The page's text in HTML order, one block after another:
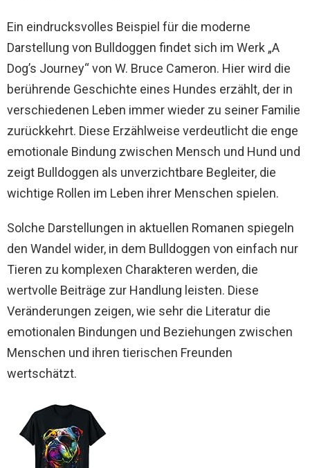
Ein eindrucksvolles Beispiel für die moderne
Darstellung von Bulldoggen findet sich im Werk „A
Dog’s Journey“ von W. Bruce Cameron. Hier wird die
berührende Geschichte eines Hundes erzählt, der in
verschiedenen Leben immer wieder zu seiner Familie
zurückkehrt. Diese Erzählweise verdeutlicht die enge
emotionale Bindung zwischen Mensch und Hund und
zeigt Bulldoggen als unverzichtbare Begleiter, die
wichtige Rollen im Leben ihrer Menschen spielen.
Solche Darstellungen in aktuellen Romanen spiegeln
den Wandel wider, in dem Bulldoggen von einfach nur
Tieren zu komplexen Charakteren werden, die
wertvolle Beiträge zur Handlung leisten. Diese
Veränderungen zeigen, wie sehr die Literatur die
emotionalen Bindungen und Beziehungen zwischen
Menschen und ihren tierischen Freunden
wertschätzt.